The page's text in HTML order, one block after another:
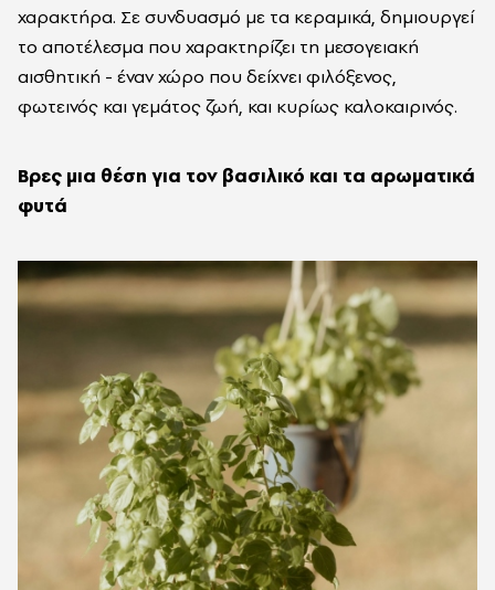
χαρακτήρα. Σε συνδυασμό με τα κεραμικά, δημιουργεί
το αποτέλεσμα που χαρακτηρίζει τη μεσογειακή
αισθητική - έναν χώρο που δείχνει φιλόξενος,
φωτεινός και γεμάτος ζωή, και κυρίως καλοκαιρινός.
Βρες μια θέση για τον βασιλικό και τα αρωματικά
φυτά